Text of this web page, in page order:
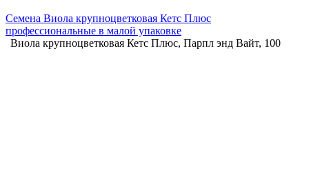
Семена Виола крупноцветковая Кетс Плюс
профессиональные в малой упаковке
Виола крупноцветковая Кетс Плюс, Парпл энд Вайт, 100